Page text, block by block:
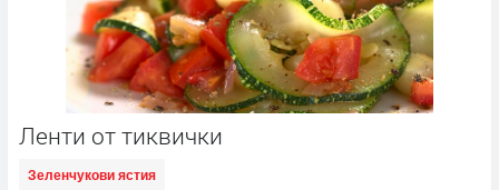
Ленти от тиквички
Зеленчукови ястия